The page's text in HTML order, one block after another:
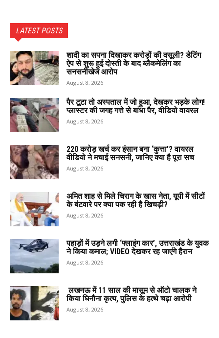
LATEST POSTS
शादी का सपना दिखाकर करोड़ों की वसूली? डेटिंग
ऐप से शुरू हुई दोस्ती के बाद ब्लैकमेलिंग का
सनसनीखेज आरोप
August 8, 2026
पैर टूटा तो अस्पताल में जो हुआ, देखकर भड़के लोग!
प्लास्टर की जगह गत्ते से बांधा पैर, वीडियो वायरल
August 8, 2026
220 करोड़ खर्च कर इंसान बना ‘कुत्ता’? वायरल
वीडियो ने मचाई सनसनी, जानिए क्या है पूरा सच
August 8, 2026
अमित शाह से मिले चिराग के खास नेता, यूपी में सीटों
के बंटवारे पर क्या पक रही है खिचड़ी?
August 8, 2026
पहाड़ों में उड़ने लगी ‘फ्लाइंग कार’, उत्तराखंड के युवक
ने किया कमाल; VIDEO देखकर रह जाएंगे हैरान
August 8, 2026
लखनऊ में 11 साल की मासूम से ऑटो चालक ने
किया घिनौना कृत्य, पुलिस के हत्थे चढ़ा आरोपी
August 8, 2026